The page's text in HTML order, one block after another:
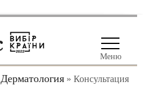
Меню
Дерматология » Консультация